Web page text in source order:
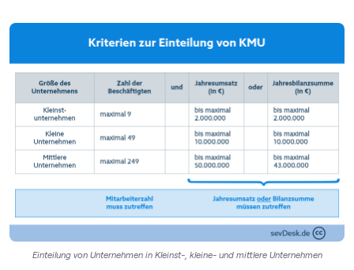
Einteilung von Unternehmen in Kleinst-, kleine- und mittlere Unternehmen